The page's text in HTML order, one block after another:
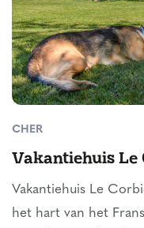
CHER
Vakantiehuis Le
Vakantiehuis Le
het hart van het